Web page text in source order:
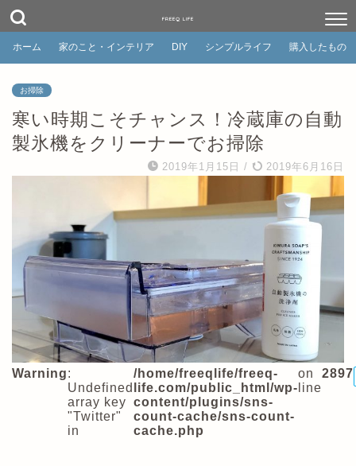
FREEQ LIFE
ホーム 家のこと・インテリア DIY シンプルライフ 購入したもの
お掃除
寒い時期こそチャンス！冷蔵庫の自動
製氷機をクリーナーでお掃除
2019年1月15日 / 2019年6月16日
Warning:
Undefined
array key
"Twitter"
in
/home/freeqlife/freeq-
life.com/public_html/wp-
content/plugins/sns-
count-cache/sns-count-
cache.php
on
line
2897